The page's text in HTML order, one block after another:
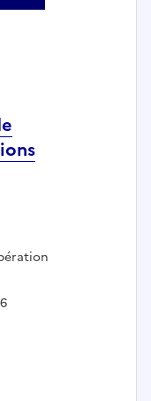
de contrôle de